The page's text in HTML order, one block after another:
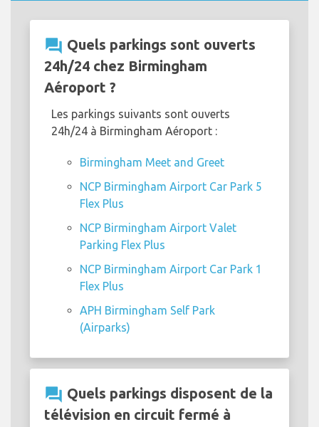
question_answer Quels parkings sont ouverts
24h/24 chez Birmingham
Aéroport ?
Les parkings suivants sont ouverts
24h/24 à Birmingham Aéroport :
Birmingham Meet and Greet
NCP Birmingham Airport Car Park 5
Flex Plus
NCP Birmingham Airport Valet
Parking Flex Plus
NCP Birmingham Airport Car Park 1
Flex Plus
APH Birmingham Self Park
(Airparks)
question_answer Quels parkings disposent de la
télévision en circuit fermé à